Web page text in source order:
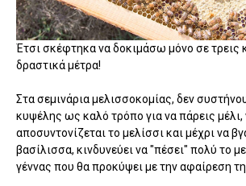
Έτσι σκέφτηκα να δοκιμάσω μόνο σε τρεις
δραστικά μέτρα!
Στα σεμινάρια μελισσοκομίας, δεν
κυψέλης ως καλό τρόπο για να πάρεις μέλι,
αποσυντονίζεται το μελίσσι και μέχρι να
βασίλισσα, κινδυνεύει να "πέσει" πολύ το
γέννας που θα προκύψει με την αφαίρεση